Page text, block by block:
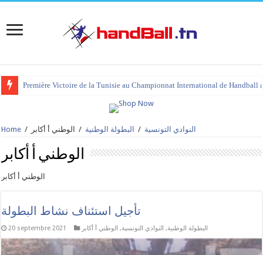
tournoi international Hammamet 2023 : programme et liste des joueurs
Home / النوادي التونسية / البطولة الوطنية / الوطني أ أكابر
الوطني أ أكابر
الوطني أ أكابر
تأجيل استئناف نشاط البطولة
20 septembre 2021 البطولة الوطنية, النوادي التونسية, الوطني أ أكابر